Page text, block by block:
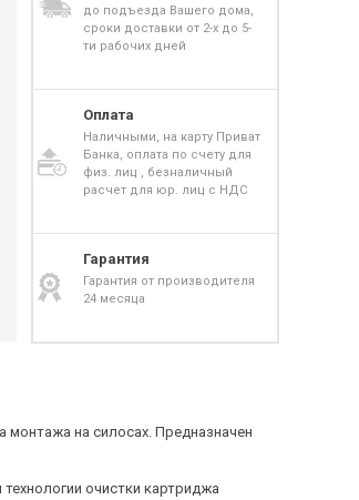
до подъезда Вашего дома,
сроки доставки от 2-х до 5-
ти рабочих дней
Оплата
Наличными, на карту Приват
Банка, оплата по счету для
физ. лиц , безналичный
расчет для юр. лиц с НДС
Гарантия
Гарантия от производителя
24 месяца
монтажа на силосах. Предназначен
очистки картриджа